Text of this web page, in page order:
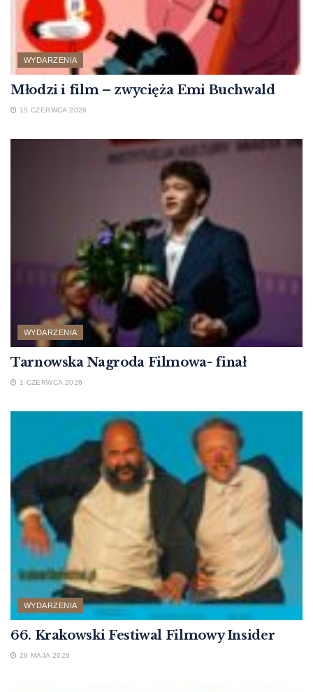
WYDARZENIA
Młodzi i film – zwycięża Emi Buchwald
15 CZERWCA 2026
WYDARZENIA
Tarnowska Nagroda Filmowa- finał
1 CZERWCA 2026
WYDARZENIA
66. Krakowski Festiwal Filmowy Insider
29 MAJA 2026